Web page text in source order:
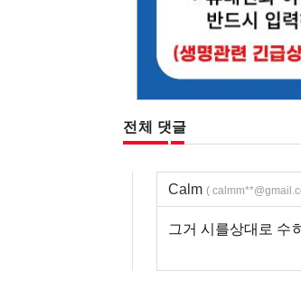
전체 댓글
Calm (
그거 시를상대로 수